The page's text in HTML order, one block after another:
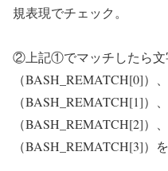
規表現でチェック。
②上記①でマッチしたら文
（BASH_REMATCH[0]）
（BASH_REMATCH[1]）
（BASH_REMATCH[2]）
（BASH_REMATCH[3]）